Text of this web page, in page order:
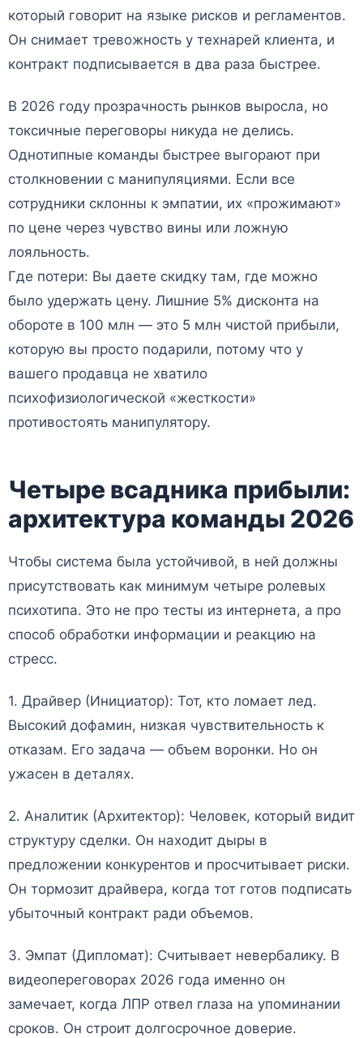
который говорит на языке рисков и регламентов.
Он снимает тревожность у технарей клиента, и
контракт подписывается в два раза быстрее.
В 2026 году прозрачность рынков выросла, но
токсичные переговоры никуда не делись.
Однотипные команды быстрее выгорают при
столкновении с манипуляциями. Если все
сотрудники склонны к эмпатии, их «прожимают»
по цене через чувство вины или ложную
лояльность.
Где потери: Вы даете скидку там, где можно
было удержать цену. Лишние 5% дисконта на
обороте в 100 млн — это 5 млн чистой прибыли,
которую вы просто подарили, потому что у
вашего продавца не хватило
психофизиологической «жесткости»
противостоять манипулятору.
Четыре всадника прибыли:
архитектура команды 2026
Чтобы система была устойчивой, в ней должны
присутствовать как минимум четыре ролевых
психотипа. Это не про тесты из интернета, а про
способ обработки информации и реакцию на
стресс.
1. Драйвер (Инициатор): Тот, кто ломает лед.
Высокий дофамин, низкая чувствительность к
отказам. Его задача — объем воронки. Но он
ужасен в деталях.
2. Аналитик (Архитектор): Человек, который видит
структуру сделки. Он находит дыры в
предложении конкурентов и просчитывает риски.
Он тормозит драйвера, когда тот готов подписать
убыточный контракт ради объемов.
3. Эмпат (Дипломат): Считывает невербалику. В
видеопереговорах 2026 года именно он
замечает, когда ЛПР отвел глаза на упоминании
сроков. Он строит долгосрочное доверие.